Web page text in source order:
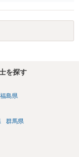
済の約束は絶対にしな
トラブルの元になり
相手の感情に流されな
上の制限はないもの
を探す
福島県
群馬県